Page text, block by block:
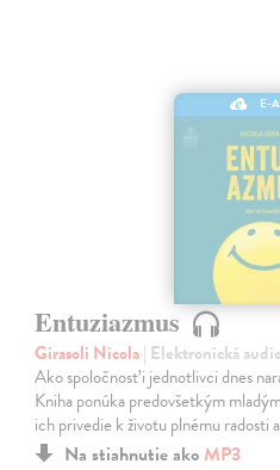
E-
Entuziazmus
Girasoli Nicola| Elektronická
Ako spoločnosť i jednotlivci dnes
Kniha ponúka predovšetkým
ich privedie k životu plnému radosti
Na stiahnutie ako MP3